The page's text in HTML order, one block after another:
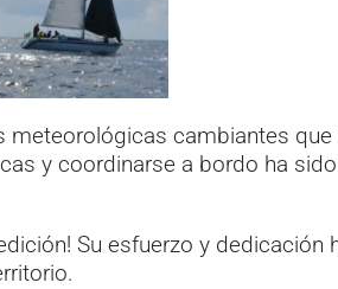
cambiantes
y coordinarse a bordo ha
Su esfuerzo y dedicación